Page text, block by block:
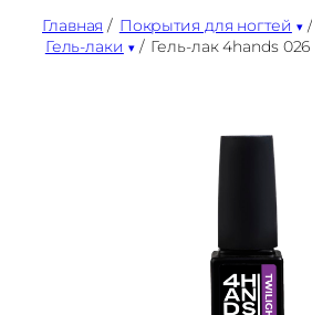
Главная / Покрытия для ногтей /
Гель-лаки
/ Гель-лак 4hands